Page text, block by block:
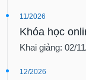
11/2026
Khóa học
Khai giảng: 02/
12/2026